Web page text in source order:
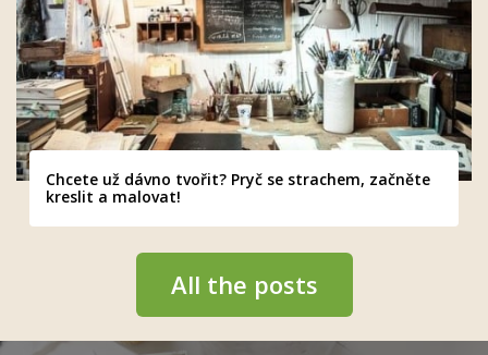
Chcete už dávno tvořit? Pryč se strachem, začněte
kreslit a malovat!
All the posts